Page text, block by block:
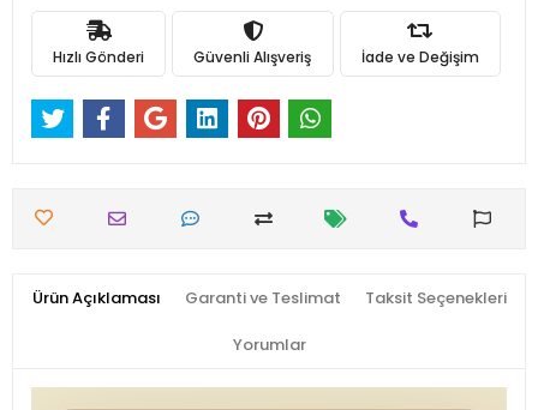
Hızlı Gönderi Güvenli Alışveriş İade ve Değişim
Ürün Açıklaması Garanti ve Teslimat Taksit Seçenekleri
Yorumlar